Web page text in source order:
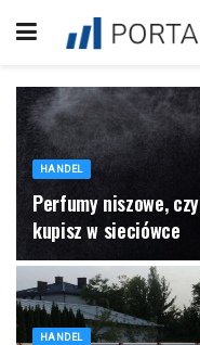
HANDEL
Perfumy niszowe,
kupisz w sieciówce
HANDEL